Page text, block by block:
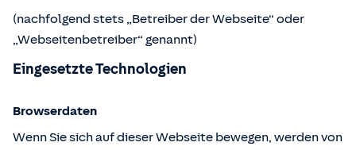
(nachfolgend stets „Betreiber der Webseite“ oder
„Webseitenbetreiber“ genannt)
Eingesetzte Technologien
Browserdaten
Wenn Sie sich auf dieser Webseite bewegen, werden von